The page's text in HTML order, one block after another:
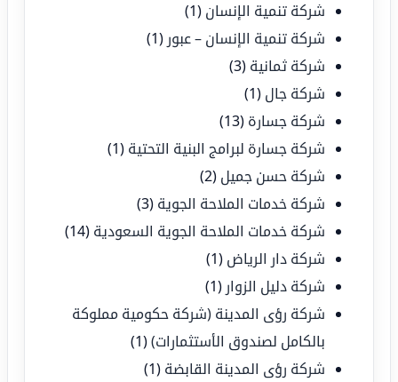
شركة تنمية الإنسان (1)
شركة تنمية الإنسان – عبور (1)
شركة ثمانية (3)
شركة جال (1)
شركة جسارة (13)
شركة جسارة لبرامج البنية التحتية (1)
شركة حسن جميل (2)
شركة خدمات الملاحة الجوية (3)
شركة خدمات الملاحة الجوية السعودية (14)
شركة دار الرياض (1)
شركة دليل الزوار (1)
شركة رؤى المدينة (شركة حكومية مملوكة
بالكامل لصندوق الأستثمارات)(1)
شركة رؤى المدينة القابضة (1)